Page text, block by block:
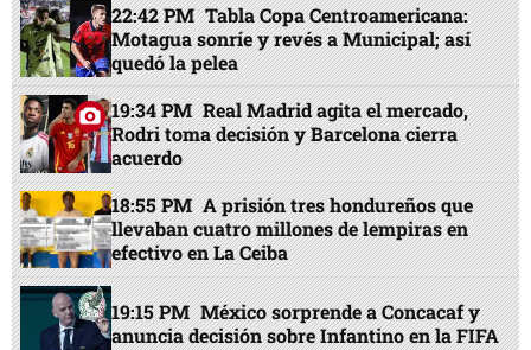
22:42 PM Tabla Copa Centroamericana:
Motagua sonríe y revés a Municipal; así
quedó la pelea
19:34 PM Real Madrid agita el mercado,
Rodri toma decisión y Barcelona cierra
acuerdo
18:55 PM A prisión tres hondureños que
llevaban cuatro millones de lempiras en
efectivo en La Ceiba
19:15 PM México sorprende a Concacaf y
anuncia decisión sobre Infantino en la FIFA